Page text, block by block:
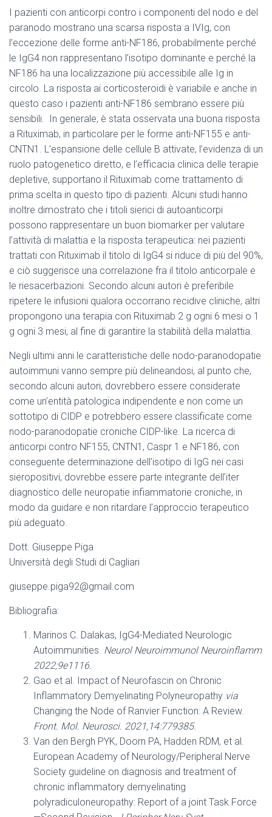
I pazienti con anticorpi contro i componenti del nodo e del
paranodo mostrano una scarsa risposta a IVIg, con
l’eccezione delle forme anti-NF186, probabilmente perché
le IgG4 non rappresentano l’isotipo dominante e perché la
NF186 ha una localizzazione più accessibile alle Ig in
circolo. La risposta ai corticosteroidi è variabile e anche in
questo caso i pazienti anti-NF186 sembrano essere più
sensibili. In generale, è stata osservata una buona risposta
a Rituximab, in particolare per le forme anti-NF155 e anti-
CNTN1. L’espansione delle cellule B attivate, l’evidenza di un
ruolo patogenetico diretto, e l’efficacia clinica delle terapie
depletive, supportano il Rituximab come trattamento di
prima scelta in questo tipo di pazienti. Alcuni studi hanno
inoltre dimostrato che i titoli sierici di autoanticorpi
possono rappresentare un buon biomarker per valutare
l’attività di malattia e la risposta terapeutica: nei pazienti
trattati con Rituximab il titolo di IgG4 si riduce di più del 90%,
e ciò suggerisce una correlazione fra il titolo anticorpale e
le riesacerbazioni. Secondo alcuni autori è preferibile
ripetere le infusioni qualora occorrano recidive cliniche, altri
propongono una terapia con Rituximab 2 g ogni 6 mesi o 1
g ogni 3 mesi, al fine di garantire la stabilità della malattia.
Negli ultimi anni le caratteristiche delle nodo-paranodopatie
autoimmuni vanno sempre più delineandosi, al punto che,
secondo alcuni autori, dovrebbero essere considerate
come un’entità patologica indipendente e non come un
sottotipo di CIDP e potrebbero essere classificate come
nodo-paranodopatie croniche CIDP-like. La ricerca di
anticorpi contro NF155, CNTN1, Caspr 1 e NF186, con
conseguente determinazione dell’isotipo di IgG nei casi
sieropositivi, dovrebbe essere parte integrante dell’iter
diagnostico delle neuropatie infiammatorie croniche, in
modo da guidare e non ritardare l’approccio terapeutico
più adeguato.
Dott. Giuseppe Piga
Università degli Studi di Cagliari
giuseppe.piga92@gmail.com
Bibliografia:
Marinos C. Dalakas, IgG4-Mediated Neurologic
Autoimmunities. Neurol Neuroimmunol Neuroinflamm
2022;9e1116.
Gao et al. Impact of Neurofascin on Chronic
Inflammatory Demyelinating Polyneuropathy via
Changing the Node of Ranvier Function: A Review.
Front. Mol. Neurosci. 2021,14:779385.
Van den Bergh PYK, Doorn PA, Hadden RDM, et al.
European Academy of Neurology/Peripheral Nerve
Society guideline on diagnosis and treatment of
chronic inflammatory demyelinating
polyradiculoneuropathy: Report of a joint Task Force